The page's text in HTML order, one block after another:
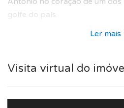
golfe do país.
Integra-se perfeitamente na
interiores recebeu uma
elevados padrões de qualidade.
Ler mais
Visita virtual do